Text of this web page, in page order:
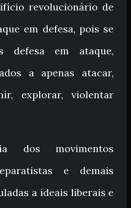
revolucionário de
em defesa, pois se
defesa em ataque,
a apenas atacar,
explorar, violentar
dos movimentos
e demais
a ideais liberais e